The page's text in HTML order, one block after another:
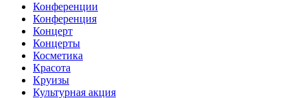
Конференции
Конференция
Концерт
Концерты
Косметика
Красота
Круизы
Культурная акция